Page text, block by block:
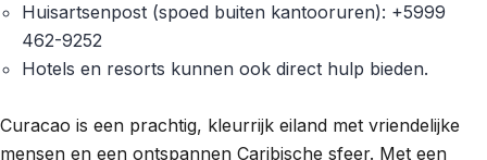
Huisartsenpost (spoed buiten kantooruren): +5999
462-9252
Hotels en resorts kunnen ook direct hulp bieden.
Curacao is een prachtig, kleurrijk eiland met vriendelijke
mensen en een ontspannen Caribische sfeer. Met een